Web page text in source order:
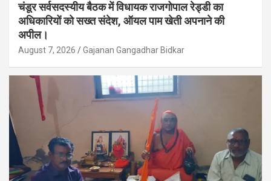
चंडूर सर्वसदस्यीय बैठक में विधायक राजगोपाल रेड्डी का
अधिकारियों को सख्त संदेश, ऑयल पाम खेती अपनाने की
अपील।
August 7, 2026 Gajanan Gangadhar Bidkar